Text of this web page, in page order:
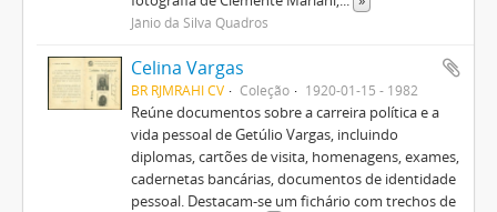
Jânio da Silva Quadros
Celina Vargas
BR RJMRAHI CV Coleção 1920-01-15 - 1982
Reúne documentos sobre a carreira política e a
vida pessoal de Getúlio Vargas, incluindo
diplomas, cartões de visita, homenagens, exames,
cadernetas bancárias, documentos de identidade
pessoal. Destacam-se um fichário com trechos de